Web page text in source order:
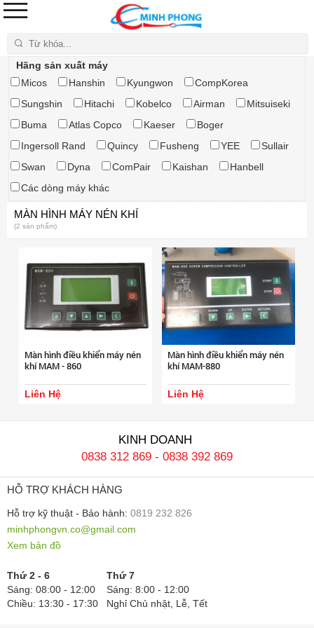
Tìm kiếm
Hãng sản xuất máy
Micos
Hanshin Kyungwon
CompKorea
Sungshin
Hitachi Kobelco Airman
Mitsuiseki
Buma
Atlas Copco Kaeser
Boger
Ingersoll Rand
Quincy Fusheng YEE
Sullair
Swan
Dyna ComPair Kaishan
Hanbell
Các dòng máy khác
MÀN HÌNH MÁY NÉN KHÍ
(2 sản phẩm)
Màn hình điều khiển máy nén
khí MAM - 860
Liên Hệ
Màn hình điều khiển máy nén
khí MAM-880
Liên Hệ
KINH DOANH
0838 312 869 - 0838 392 869
HỖ TRỢ KHÁCH HÀNG
Hỗ trợ kỹ thuật - Bảo hành: 0819 232 826
minhphongvn.co@gmail.com
Xem bản đồ
Thứ 2 - 6
Sáng: 08:00 - 12:00
Chiều: 13:30 - 17:30
Thứ 7
Sáng: 8:00 - 12:00
Nghỉ Chủ nhật, Lễ, Tết